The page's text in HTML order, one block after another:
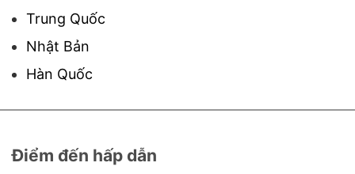
Trung Quốc
Nhật Bản
Hàn Quốc
Điểm đến hấp dẫn